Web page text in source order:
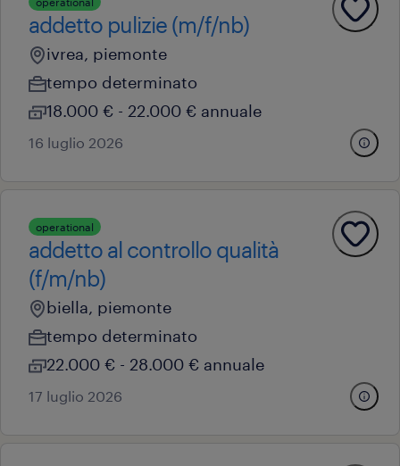
addetto pulizie (m/f/nb)
ivrea, piemonte
tempo determinato
18.000 € - 22.000 € annuale
16 luglio 2026
operational
addetto al controllo qualità
(f/m/nb)
biella, piemonte
tempo determinato
22.000 € - 28.000 € annuale
17 luglio 2026